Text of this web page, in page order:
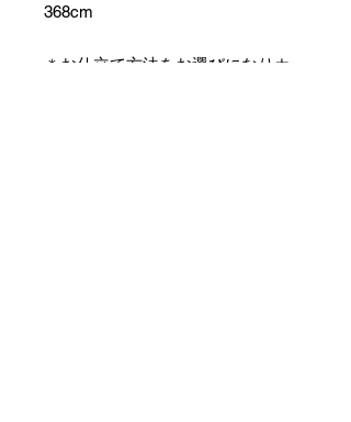
368cm
＊お仕立て方法をお選びになりカー